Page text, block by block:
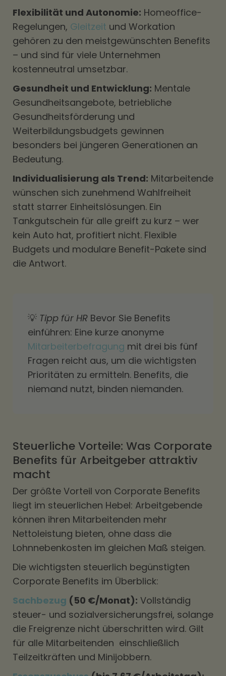
Flexibilität und Autonomie: Homeoffice-
Regelungen, Gleitzeit und Workation
gehören zu den meistgewünschten Benefits
– und sind für viele Unternehmen
kostenneutral umsetzbar.
Gesundheit und Entwicklung: Mentale
Gesundheitsangebote, betriebliche
Gesundheitsförderung und
Weiterbildungsbudgets gewinnen
besonders bei jüngeren Generationen an
Bedeutung.
Individualisierung als Trend: Mitarbeitende
wünschen sich zunehmend Wahlfreiheit
statt starrer Einheitslösungen. Ein
Tankgutschein für alle greift zu kurz – wer
kein Auto hat, profitiert nicht. Flexible
Budgets und modulare Benefit-Pakete sind
die Antwort.
💡 Tipp für HR Bevor Sie Benefits
einführen: Eine kurze anonyme
Mitarbeiterbefragung mit drei bis fünf
Fragen reicht aus, um die wichtigsten
Prioritäten zu ermitteln. Benefits, die
niemand nutzt, binden niemanden.
Steuerliche Vorteile: Was Corporate
Benefits für Arbeitgeber attraktiv
macht
Der größte Vorteil von Corporate Benefits
liegt im steuerlichen Hebel: Arbeitgebende
können ihren Mitarbeitenden mehr
Nettoleistung bieten, ohne dass die
Lohnnebenkosten im gleichen Maß steigen.
Die wichtigsten steuerlich begünstigten
Corporate Benefits im Überblick:
Sachbezug (50 €/Monat): Vollständig
steuer- und sozialversicherungsfrei, solange
die Freigrenze nicht überschritten wird. Gilt
für alle Mitarbeitenden einschließlich
Teilzeitkräften und Minijobbern.